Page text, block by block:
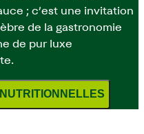
; c’est une invitation
de la gastronomie
de pur luxe